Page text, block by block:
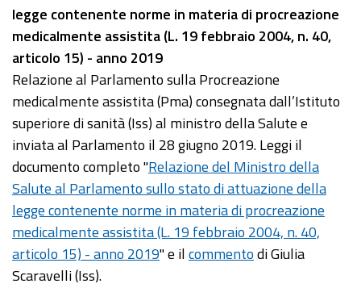
legge contenente norme in materia di procreazione
medicalmente assistita (L. 19 febbraio 2004, n. 40,
articolo 15) - anno 2019
Relazione al Parlamento sulla Procreazione
medicalmente assistita (Pma) consegnata dall’Istituto
superiore di sanità (Iss) al ministro della Salute e
inviata al Parlamento il 28 giugno 2019. Leggi il
documento completo "Relazione del Ministro della
Salute al Parlamento sullo stato di attuazione della
legge contenente norme in materia di procreazione
medicalmente assistita (L. 19 febbraio 2004, n. 40,
articolo 15) - anno 2019" e ilcommentodi Giulia
Scaravelli (Iss).